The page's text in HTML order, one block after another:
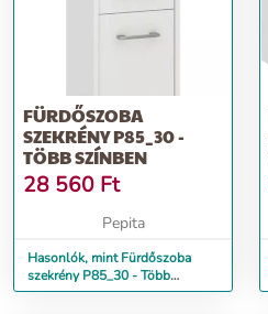
FÜRDŐSZOBA
SZEKRÉNY P85_30 -
TÖBB SZÍNBEN
28 560 Ft
Pepita
Hasonlók, mint Fürdőszoba
szekrény P85_30 - Több
színben